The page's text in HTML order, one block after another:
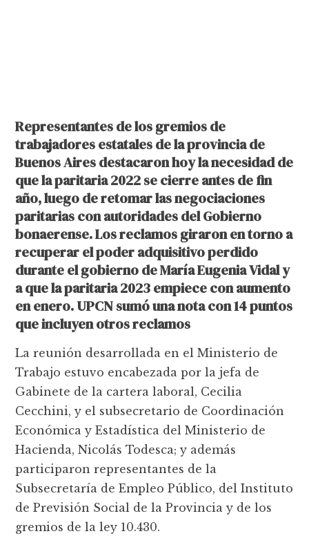
Representantes de los gremios de
trabajadores estatales de la provincia de
Buenos Aires destacaron hoy la necesidad de
que la paritaria 2022 se cierre antes de fin
año, luego de retomar las negociaciones
paritarias con autoridades del Gobierno
bonaerense. Los reclamos giraron en torno a
recuperar el poder adquisitivo perdido
durante el gobierno de María Eugenia Vidal y
a que la paritaria 2023 empiece con aumento
en enero. UPCN sumó una nota con 14 puntos
que incluyen otros reclamos
La reunión desarrollada en el Ministerio de
Trabajo estuvo encabezada por la jefa de
Gabinete de la cartera laboral, Cecilia
Cecchini, y el subsecretario de Coordinación
Económica y Estadística del Ministerio de
Hacienda, Nicolás Todesca; y además
participaron representantes de la
Subsecretaría de Empleo Público, del Instituto
de Previsión Social de la Provincia y de los
gremios de la ley 10.430.